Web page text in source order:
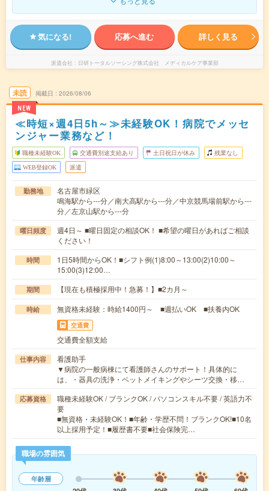
気になる! 応募へ進む 詳しく見る
派遣会社 日研トータルソーシング株式会社 メディカルケア事業部
未読
NEW
掲載日 2026/08/06
≪時短×週4日5h～≫未経験OK！病院でメッセ
ンジャー業務など！
職種未経験OK 交通費別途支給あり 土日祝日が休み 残業なし
WEB登録OK 派遣
勤務地
名古屋市緑区
鳴海駅から---分／南大高駅から---分／中京競馬場前駅から---
分／左京山駅から---分
曜日頻度
週4日～ ■曜日固定の相談OK！ ■希望の曜日があればご相談
ください！
時間
1日5時間からOK！■シフト例(1)8:00～13:00(2)10:00～
15:00(3)12:00…
期間 【現在も積極採用中！急募！】■2カ月～
時給 無資格未経験：時給1400円～ ■週払いOK ■扶養内OK
交通費
交通費全額支給
仕事内容
看護助手
▼病院の一般病棟にて看護師さんのサポート！具体的に
は、・器具の洗浄・ベットメイキングやシーツ交換・移…
応募資格
職種未経験OK / ブランクOK / パソコンスキル不要 / 英語力不
要
■無資格・未経験OK！■年齢・学歴不問！ブランクOK!■10名
以上採用予定！■履歴書不要■社会保険完…
職場の雰囲気
年齢層